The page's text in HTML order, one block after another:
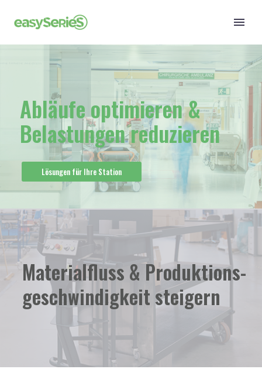
Abläufe optimieren &
Belastungen reduzieren
Lösungen für Ihre Station
Materialfluss & Produktions-
geschwindigkeit steigern